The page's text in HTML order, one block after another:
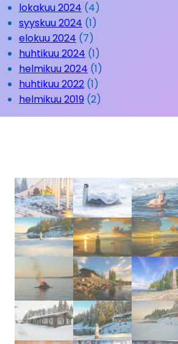
lokakuu 2024 (4)
syyskuu 2024 (1)
elokuu 2024 (7)
huhtikuu 2024 (1)
helmikuu 2024 (1)
huhtikuu 2022 (1)
helmikuu 2019 (2)